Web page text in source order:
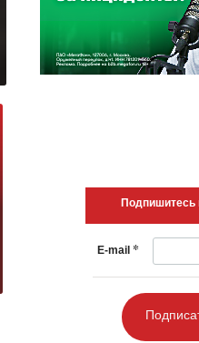
Подпишитесь
E-mail *